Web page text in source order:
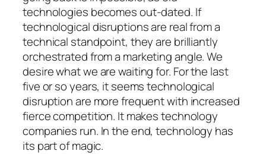
technologies becomes out-dated. If
technological disruptions are real from a
technical standpoint, they are brilliantly
orchestrated from a marketing angle. We
desire what we are waiting for. For the last
five or so years, it seems technological
disruption are more frequent with increased
fierce competition. It makes technology
companies run. In the end, technology has
its part of magic.